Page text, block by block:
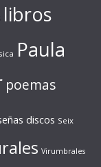
libros
Paula
poemas
discos Seix
Virumbrales